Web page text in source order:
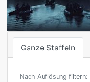
Ganze Staffeln
Nach Auflösung filtern: